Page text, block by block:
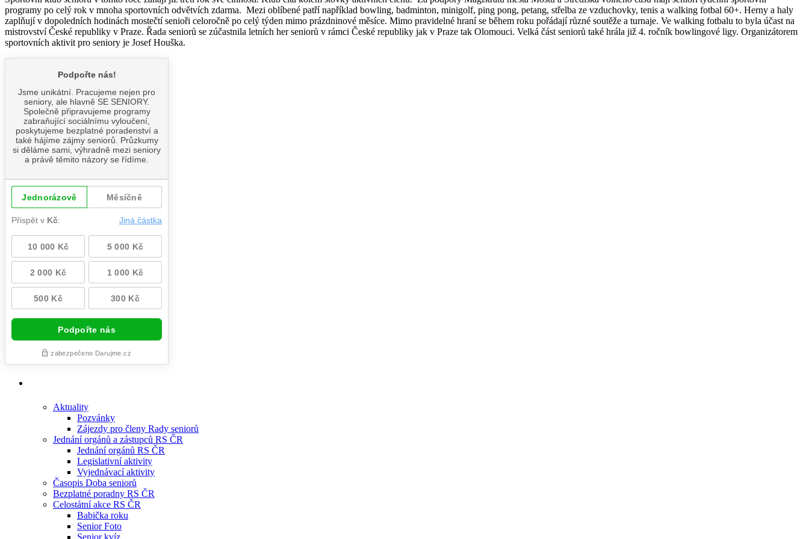
programy po celý rok v mnoha sportovních odvětvích zdarma. Mezi oblíbené patří například bowling, badminton, minigolf, ping pong, petang, střelba ze vzduchovky, tenis a walking fotbal 60+. Herny a haly
zaplňují v dopoledních hodinách mostečtí senioři celoročně po celý týden mimo prázdninové měsíce. Mimo pravidelné hraní se během roku pořádají různé soutěže a turnaje. Ve walking fotbalu to byla účast na
mistrovství České republiky v Praze. Řada seniorů se zúčastnila letních her seniorů v rámci České republiky jak v Praze tak Olomouci. Velká část seniorů také hrála již 4. ročník bowlingové ligy. Organizátorem
sportovních aktivit pro seniory je Josef Houška.
Aktuality
Pozvánky
Zájezdy pro členy Rady seniorů
Jednání orgánů a zástupců RS ČR
Jednání orgánů RS ČR
Legislativní aktivity
Vyjednávací aktivity
Časopis Doba seniorů
Bezplatné poradny RS ČR
Celostátní akce RS ČR
Babička roku
Senior Foto